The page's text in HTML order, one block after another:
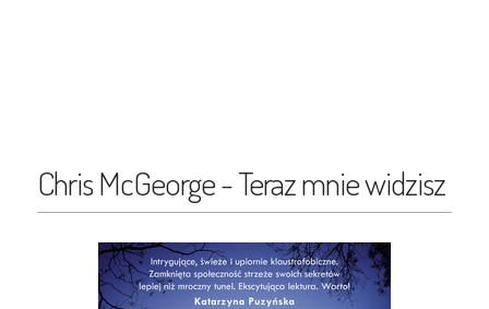
Chris McGeorge - Teraz mnie widzisz